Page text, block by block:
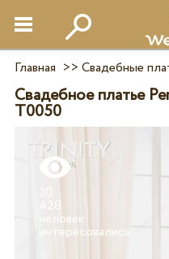
Главная >> Свадебные
Свадебное платье
T0050
428
человек